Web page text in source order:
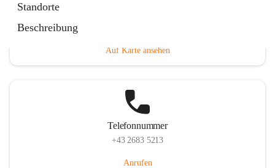
Standorte
Beschreibung
Auf Karte ansehen
Telefonnummer
+43 2683 5213
Anrufen